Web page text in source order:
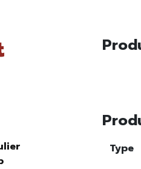
Type